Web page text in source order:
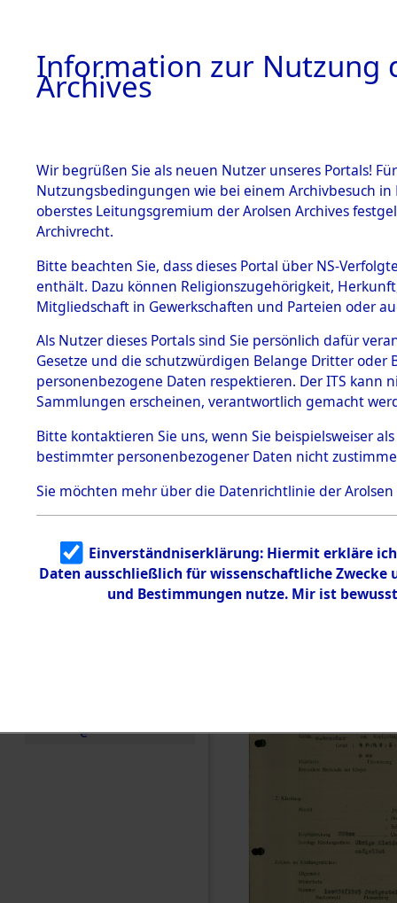
BESTÄNDE
1.
mente
5. Verschiedenes
5.3
Todesmärsche
5.3.1 Alliierte
Erhebungen
zu
Todesmärsch
en
5.3.2
Identifizierun
g
5.3.3
Todesmärsch
e
auf dem
vorm
Neustadt
0001
Information zur Nutzung
Archives
Wir begrüßen Sie als neuen Nutzer unseres Portals!
Nutzungsbedingungen wie bei einem Archivbesuch
oberstes Leitungsgremium der Arolsen Archives
Archivrecht.
Bitte beachten Sie, dass dieses Portal über NS-
enthält. Dazu können Religionszugehörigkeit,
Mitgliedschaft in Gewerkschaften und Parteien oder
Als Nutzer dieses Portals sind Sie persönlich dafür
Gesetze und die schutzwürdigen Belange Dritter
personenbezogene Daten respektieren. Der ITS
Sammlungen erscheinen, verantwortlich gemacht
Bitte kontaktieren Sie uns, wenn Sie beispielsweiser
bestimmter personenbezogener Daten nicht
Sie möchten mehr über die Datenrichtlinie der Arolsen
Einverständniserklärung: Hiermit erkläre
Daten ausschließlich für wissenschaftliche
und Bestimmungen nutze. Mir ist